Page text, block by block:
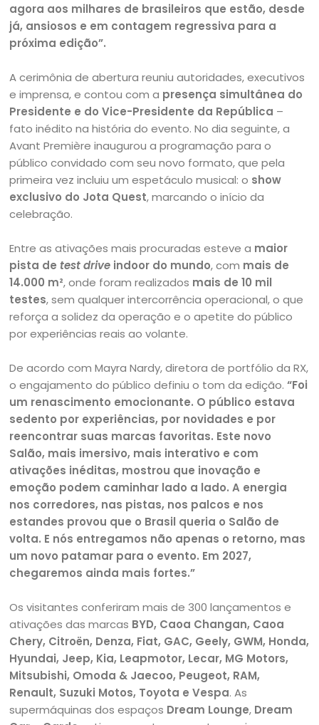
agora aos milhares de brasileiros que estão, desde
já, ansiosos e em contagem regressiva para a
próxima edição”.
A cerimônia de abertura reuniu autoridades, executivos
e imprensa, e contou com a presença simultânea do
Presidente e do Vice-Presidente da República –
fato inédito na história do evento. No dia seguinte, a
Avant Première inaugurou a programação para o
público convidado com seu novo formato, que pela
primeira vez incluiu um espetáculo musical: o show
exclusivo do Jota Quest, marcando o início da
celebração.
Entre as ativações mais procuradas esteve a maior
pista de test drive indoor do mundo, com mais de
14.000 m², onde foram realizados mais de 10 mil
testes, sem qualquer intercorrência operacional, o que
reforça a solidez da operação e o apetite do público
por experiências reais ao volante.
De acordo com Mayra Nardy, diretora de portfólio da RX,
o engajamento do público definiu o tom da edição.“Foi
um renascimento emocionante. O público estava
sedento por experiências, por novidades e por
reencontrar suas marcas favoritas. Este novo
Salão, mais imersivo, mais interativo e com
ativações inéditas, mostrou que inovação e
emoção podem caminhar lado a lado. A energia
nos corredores, nas pistas, nos palcos e nos
estandes provou que o Brasil queria o Salão de
volta. E nós entregamos não apenas o retorno, mas
um novo patamar para o evento. Em 2027,
chegaremos ainda mais fortes.”
Os visitantes conferiram mais de 300 lançamentos e
ativações das marcas BYD, Caoa Changan, Caoa
Chery, Citroën, Denza, Fiat, GAC, Geely, GWM, Honda,
Hyundai, Jeep, Kia, Leapmotor, Lecar, MG Motors,
Mitsubishi, Omoda & Jaecoo, Peugeot, RAM,
Renault, Suzuki Motos, Toyota e Vespa. As
supermáquinas dos espaços Dream Lounge, Dream